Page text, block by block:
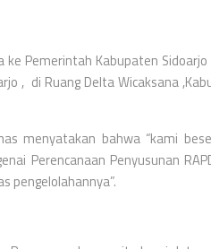
ke Pemerintah Kabupaten
, di Ruang Delta Wicaksana
menyatakan bahwa “kami
Perencanaan Penyusunan
pengelolahannya”.